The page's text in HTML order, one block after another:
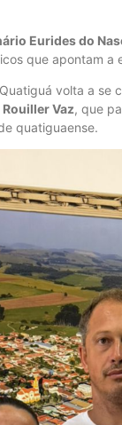
Eurides do
que apontam
volta a
Vaz, que
quatiguaense.